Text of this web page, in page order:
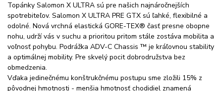
Topánky Salomon X ULTRA sú pre našich najnáročnejších
spotrebiteľov. Salomon X ULTRA PRE GTX sú ľahké, flexibilné a
odolné. Nová vrchná elastická GORE-TEX® časť presne obopne
nohu, udrží vás v suchu a prioritou pritom stále zostáva mobilita a
voľnosť pohybu. Podrážka ADV-C Chassis ™ je kráľovnou stability
a optimálnej mobility. Pre skvelý pocit dobrodružstva bez
obmedzenia.
Vďaka jedinečnému konštrukčnému postupu sme zložili 15% z
pôvodnej hmotnosti - menšia hmotnosť chodidiel znamená